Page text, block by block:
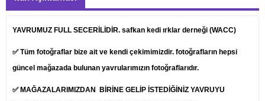
YAVRUMUZ FULL SECERİLİDİR. safkan kedi ırklar derneği (WACC)
✅ Tüm fotoğraflar bize ait ve kendi çekimimizdir. fotoğrafların hepsi
güncel mağazada bulunan yavrularımızın fotoğraflarıdır.
✅ MAĞAZALARIMIZDAN BİRİNE GELİP İSTEDİĞİNİZ YAVRUYU